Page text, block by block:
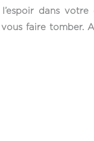
dans votre
faire tomber.